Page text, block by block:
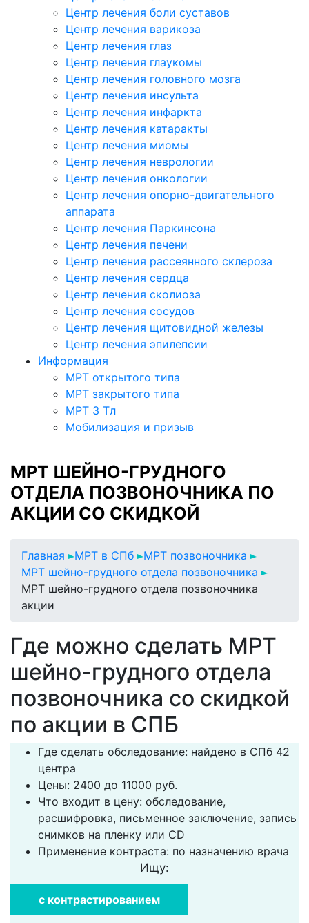
Центр лечения боли суставов
Центр лечения варикоза
Центр лечения глаз
Центр лечения глаукомы
Центр лечения головного мозга
Центр лечения инсульта
Центр лечения инфаркта
Центр лечения катаракты
Центр лечения миомы
Центр лечения неврологии
Центр лечения онкологии
Центр лечения опорно-двигательного
аппарата
Центр лечения Паркинсона
Центр лечения печени
Центр лечения рассеянного склероза
Центр лечения сердца
Центр лечения сколиоза
Центр лечения сосудов
Центр лечения щитовидной железы
Центр лечения эпилепсии
Информация
МРТ открытого типа
МРТ закрытого типа
МРТ 3 Тл
Мобилизация и призыв
МРТ ШЕЙНО-ГРУДНОГО
ОТДЕЛА ПОЗВОНОЧНИКА ПО
АКЦИИ СО СКИДКОЙ
Главная МРТ в СПб
МРТ позвоночника
МРТ шейно-грудного отдела позвоночника
МРТ шейно-грудного отдела позвоночника
акции
Где можно сделать МРТ
шейно-грудного отдела
позвоночника со скидкой
по акции в СПБ
Где сделать обследование: найдено в СПб 42
центра
Цены: 2400 до 11000 руб.
Что входит в цену: обследование,
расшифровка, письменное заключение, запись
снимков на пленку или CD
Применение контраста: по назначению врача
Ищу:
с контрастированием